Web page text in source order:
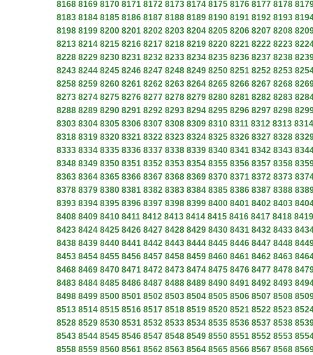
8168 8169 8170 8171 8172 8173 8174 8175 8176 8177 8178
8183 8184 8185 8186 8187 8188 8189 8190 8191 8192 8193
8198 8199 8200 8201 8202 8203 8204 8205 8206 8207 8208
8213 8214 8215 8216 8217 8218 8219 8220 8221 8222 8223
8228 8229 8230 8231 8232 8233 8234 8235 8236 8237 8238
8243 8244 8245 8246 8247 8248 8249 8250 8251 8252 8253
8258 8259 8260 8261 8262 8263 8264 8265 8266 8267 8268
8273 8274 8275 8276 8277 8278 8279 8280 8281 8282 8283
8288 8289 8290 8291 8292 8293 8294 8295 8296 8297 8298
8303 8304 8305 8306 8307 8308 8309 8310 8311 8312 8313 8314
8318 8319 8320 8321 8322 8323 8324 8325 8326 8327 8328
8333 8334 8335 8336 8337 8338 8339 8340 8341 8342 8343
8348 8349 8350 8351 8352 8353 8354 8355 8356 8357 8358
8363 8364 8365 8366 8367 8368 8369 8370 8371 8372 8373
8378 8379 8380 8381 8382 8383 8384 8385 8386 8387 8388
8393 8394 8395 8396 8397 8398 8399 8400 8401 8402 8403
8408 8409 8410 8411 8412 8413 8414 8415 8416 8417 8418 8419
8423 8424 8425 8426 8427 8428 8429 8430 8431 8432 8433
8438 8439 8440 8441 8442 8443 8444 8445 8446 8447 8448
8453 8454 8455 8456 8457 8458 8459 8460 8461 8462 8463
8468 8469 8470 8471 8472 8473 8474 8475 8476 8477 8478
8483 8484 8485 8486 8487 8488 8489 8490 8491 8492 8493
8498 8499 8500 8501 8502 8503 8504 8505 8506 8507 8508
8513 8514 8515 8516 8517 8518 8519 8520 8521 8522 8523
8528 8529 8530 8531 8532 8533 8534 8535 8536 8537 8538
8543 8544 8545 8546 8547 8548 8549 8550 8551 8552 8553
8558 8559 8560 8561 8562 8563 8564 8565 8566 8567 8568